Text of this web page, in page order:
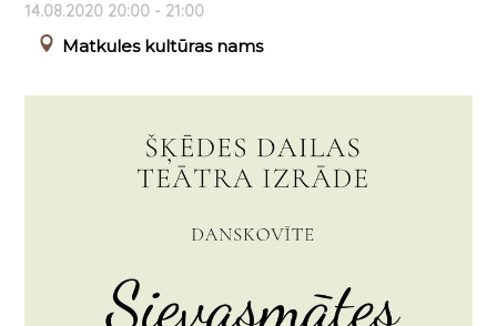
14.08.2020 20:00 - 21:00
Matkules kultūras nams